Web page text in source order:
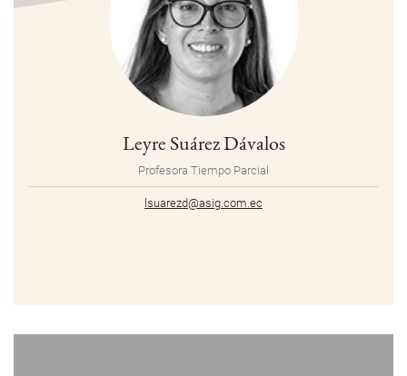
Leyre Suárez Dávalos
Profesora Tiempo Parcial
lsuarezd@asig.com.ec